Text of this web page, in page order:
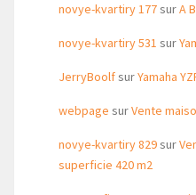
novye-kvartiry 177surA
novye-kvartiry 531 sur
JerryBoolfsurYamaha
webpage surVente
novye-kvartiry 829sur
superficie 420 m2